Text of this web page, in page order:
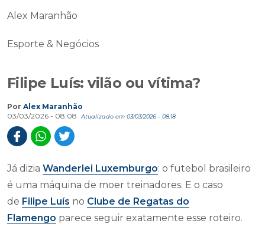
Alex Maranhão
Esporte & Negócios
Filipe Luís: vilão ou vítima?
Por Alex Maranhão
03/03/2026 - 08:08
Atualizado em 03/03/2026 - 08:18
Já dizia Wanderlei Luxemburgo: o futebol brasileiro
é uma máquina de moer treinadores. E o caso
de Filipe Luís no Clube de Regatas do
Flamengo parece seguir exatamente esse roteiro.